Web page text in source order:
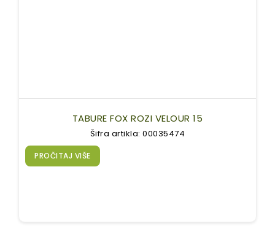
TABURE FOX ROZI VELOUR 15
Šifra artikla: 00035474
PROČITAJ VIŠE